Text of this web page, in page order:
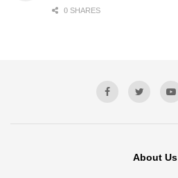
0 SHARES
About Us